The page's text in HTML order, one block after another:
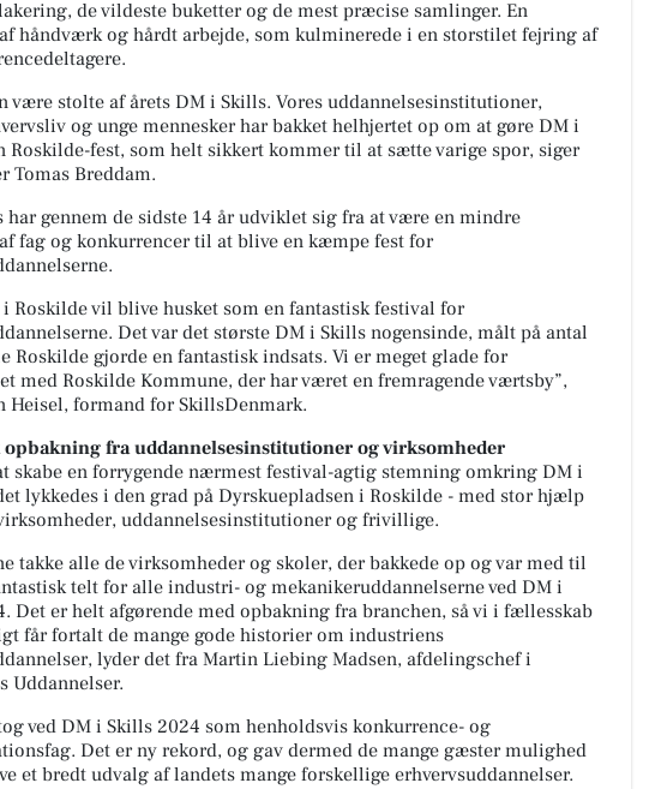
de vildeste buketter og de mest præcise samlinger. En
håndværk og hårdt arbejde, som kulminerede i en storstilet fejring af
være stolte af årets DM i Skills. Vores uddannelsesinstitutioner,
og unge mennesker har bakket helhjertet op om at gøre DM i
Roskilde-fest, som helt sikkert kommer til at sætte varige spor, siger
Tomas Breddam.
har gennem de sidste 14 år udviklet sig fra at være en mindre
fag og konkurrencer til at blive en kæmpe fest for
i Roskilde vil blive husket som en fantastisk festival for
Det var det største DM i Skills nogensinde, målt på antal
Roskilde gjorde en fantastisk indsats. Vi er meget glade for
med Roskilde Kommune, der har været en fremragende værtsby”,
Heisel, formand for SkillsDenmark.
opbakning fra uddannelsesinstitutioner og virksomheder
skabe en forrygende nærmest festival-agtig stemning omkring DM i
lykkedes i den grad på Dyrskuepladsen i Roskilde - med stor hjælp
uddannelsesinstitutioner og frivillige.
takke alle de virksomheder og skoler, der bakkede op og var med til
telt for alle industri- og mekanikeruddannelserne ved DM i
Det er helt afgørende med opbakning fra branchen, så vi i fællesskab
får fortalt de mange gode historier om industriens
lyder det fra Martin Liebing Madsen, afdelingschef i
Uddannelser.
ved DM i Skills 2024 som henholdsvis konkurrence- og
Det er ny rekord, og gav dermed de mange gæster mulighed
et bredt udvalg af landets mange forskellige erhvervsuddannelser.